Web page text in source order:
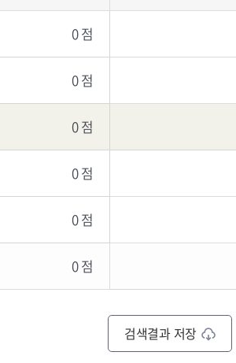
0 점
0 점
0 점
0 점
0 점
0 점
검색결과 저장